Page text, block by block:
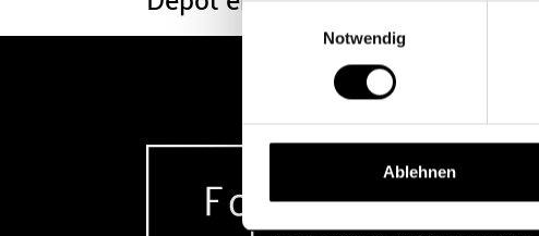
Einwilligungsauswahl
Notwendig
Ablehnen